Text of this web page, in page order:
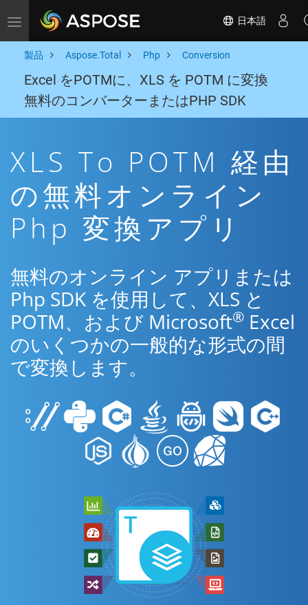
Toggle navigation 日本語
製品 Aspose.Total Php Conversion
Excel をPOTMに、XLS を POTM に変換
無料のコンバーターまたはPHP SDK
XLS To POTM 経由
の無料オンライン
Php 変換アプリ
無料のオンライン アプリまたは
Php SDK を使用して、XLS と
POTM、および Microsoft® Excel
のいくつかの一般的な形式の間
で変換します。